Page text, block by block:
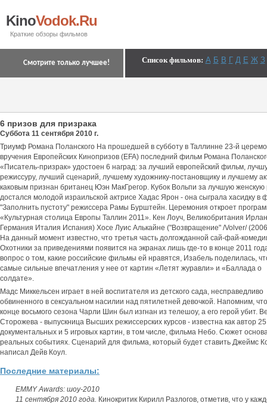
KinoVodok.Ru
Краткие обзоры фильмов
Список фильмов: А Б В Г Д Е Ж З
Смотрите только лучшее!
6 призов для призрака
Суббота 11 сентября 2010 г.
Триумф Романа Поланского На прошедшей в субботу в Таллинне 23-й
вручения Европейских Кинопризов (EFA) последний фильм Романа
«Писатель-призрак» удостоен 6 наград: за лучший европейский фильм,
режиссуру, лучший сценарий, лучшему художнику-постановщику и лучшему
каковым признан британец Юэн МакГрегор. Кубок Вольпи за лучшую женскую
достался молодой израильской актрисе Хадас Ярон - она сыграла хасидку в
"Заполнить пустоту" режиссера Рамы Бурштейн. Церемония откроет
«Культурная столица Европы Таллин 2011». Кен Лоуч, Великобритания
Германия Италия Испания) Хосе Луис Алькайне ("Возвращение" /Volver/
На данный момент известно, что третья часть долгожданной сай-фай-
Охотники за приведениями появится на экранах лишь где-то в конце 2011
вопрос о том, какие российские фильмы ей нравятся, Изабель поделилась,
самые сильные впечатления у нее от картин «Летят журавли» и «Баллада о
солдате».
Мадс Миккельсен играет в ней воспитателя из детского сада, несправедливо
обвиненного в сексуальном насилии над пятилетней девочкой. Напомним,
конце восьмого сезона Чарли Шин был изгнан из телешоу, а его герой убит.
Сторожева - выпускница Высших режиссерских курсов - известна как автор 25
документальных и 5 игровых картин, в том числе, фильма Небо. Сюжет
реальных событиях. Сценарий для фильма, который будет ставить Джеймс
написал Дейв Коул.
Последние материалы:
EMMY Awards: шоу-2010
11 сентября 2010 года. Кинокритик Кирилл Разлогов, отметив, что у